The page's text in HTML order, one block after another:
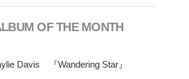
OF THE MONTH
Davis 『Wandering Star』